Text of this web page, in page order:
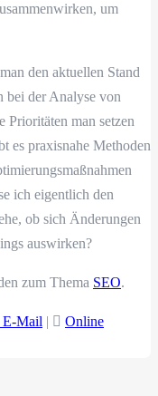
um
den aktuellen Stand
bei der Analyse von
Prioritäten man setzen
es praxisnahe Methoden
ich eigentlich den
ob sich Änderungen
auswirken?
zum Thema SEO.
E-Mail |
Online